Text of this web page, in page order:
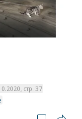
стр. 37